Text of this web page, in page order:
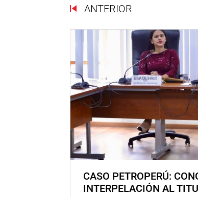
ANTERIOR
CASO PETROPERÚ:
INTERPELACIÓN AL